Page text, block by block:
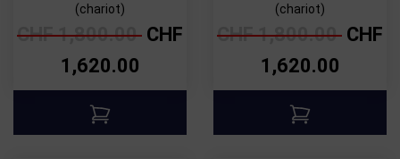
(chariot)
CHF 1,800.00 CHF
1,620.00
(chariot)
CHF 1,800.00 CHF
1,620.00